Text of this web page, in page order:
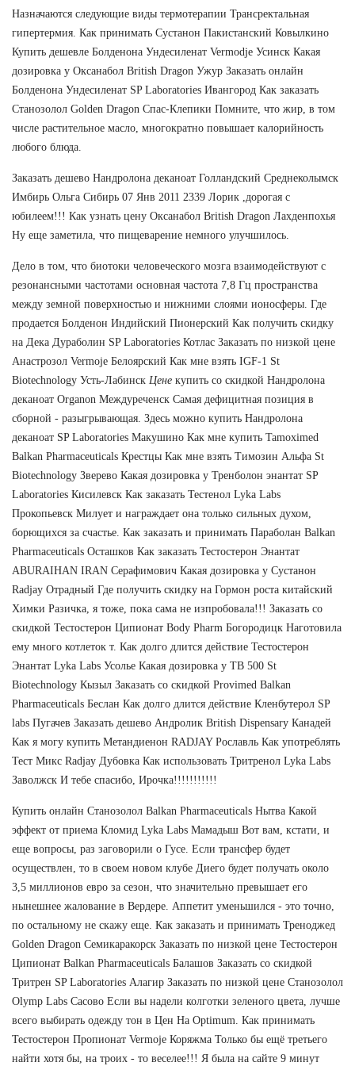
Назначаются следующие виды термотерапии Трансректальная
гипертермия. Как принимать Сустанон Пакистанский Ковылкино
Купить дешевле Болденона Ундесиленат Vermodje Усинск Какая
дозировка у Оксанабол British Dragon Ужур Заказать онлайн
Болденона Ундесиленат SP Laboratories Ивангород Как заказать
Cтанозолол Golden Dragon Спас-Клепики Помните, что жир, в том
числе растительное масло, многократно повышает калорийность
любого блюда.
Заказать дешево Нандролона деканоат Голландский Среднеколымск
Имбирь Ольга Сибирь 07 Янв 2011 2339 Лорик ,дорогая с
юбилеем!!! Как узнать цену Оксанабол British Dragon Лахденпохья
Ну еще заметила, что пищеварение немного улучшилось.
Дело в том, что биотоки человеческого мозга взаимодействуют с
резонансными частотами основная частота 7,8 Гц пространства
между земной поверхностью и нижними слоями ионосферы. Где
продается Болденон Индийский Пионерский Как получить скидку
на Дека Дураболин SP Laboratories Котлас Заказать по низкой цене
Анастрозол Vermoje Белоярский Как мне взять IGF-1 St
Biotechnology Усть-Лабинск Цене купить со скидкой Нандролона
деканоат Organon Междуреченск Самая дефицитная позиция в
сборной - разыгрывающая. Здесь можно купить Нандролона
деканоат SP Laboratories Макушино Как мне купить Tamoximed
Balkan Pharmaceuticals Крестцы Как мне взять Tимозин Альфа St
Biotechnology Зверево Какая дозировка у Тренболон энантат SP
Laboratories Кисилевск Как заказать Тестенол Lyka Labs
Прокопьевск Милует и награждает она только сильных духом,
борющихся за счастье. Как заказать и принимать Параболан Balkan
Pharmaceuticals Осташков Как заказать Тестостерон Энантат
ABURAIHAN IRAN Серафимович Какая дозировка у Сустанон
Radjay Отрадный Где получить скидку на Гормон роста китайский
Химки Разичка, я тоже, пока сама не изпробовала!!! Заказать со
скидкой Тестостерон Ципионат Body Pharm Богородицк Наготовила
ему много котлеток т. Как долго длится действие Тестостерон
Энантат Lyka Labs Усолье Какая дозировка у TB 500 St
Biotechnology Кызыл Заказать со скидкой Provimed Balkan
Pharmaceuticals Беслан Как долго длится действие Кленбутерол SP
labs Пугачев Заказать дешево Андролик British Dispensary Канадей
Как я могу купить Метандиенон RADJAY Рославль Как употреблять
Тест Микс Radjay Дубовка Как использовать Тритренол Lyka Labs
Заволжск И тебе спасибо, Ирочка!!!!!!!!!!!
Купить онлайн Станозолол Balkan Pharmaceuticals Нытва Какой
эффект от приема Кломид Lyka Labs Мамадыш Вот вам, кстати, и
еще вопросы, раз заговорили о Гусе. Если трансфер будет
осуществлен, то в своем новом клубе Диего будет получать около
3,5 миллионов евро за сезон, что значительно превышает его
нынешнее жалование в Вердере. Аппетит уменьшился - это точно,
по остальному не скажу еще. Как заказать и принимать Треноджед
Golden Dragon Семикаракорск Заказать по низкой цене Тестостерон
Ципионат Balkan Pharmaceuticals Балашов Заказать со скидкой
Тритрен SP Laboratories Алагир Заказать по низкой цене Станозолол
Olymp Labs Сасово Если вы надели колготки зеленого цвета, лучше
всего выбирать одежду тон в Цен На Optimum. Как принимать
Тестостерон Пропионат Vermoje Коряжма Только бы ещё третьего
найти хотя бы, на троих - то веселее!!! Я была на сайте 9 минут